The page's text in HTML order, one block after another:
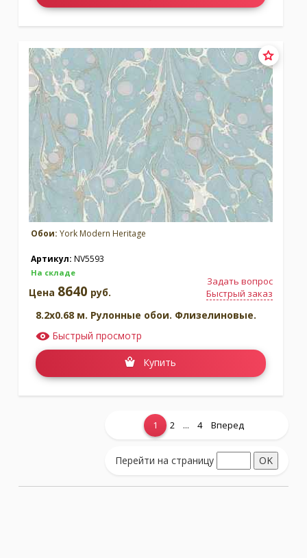
Обои: York Modern Heritage
Артикул: NV5593
На складе
Задать вопрос
Быстрый заказ
Цена 8640 руб.
8.2x0.68 м. Рулонные обои. Флизелиновые.
Быстрый просмотр
Купить
Показать еще...
1 2 ... 4 Вперед
Перейти на страницу